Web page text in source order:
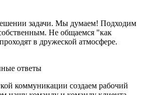
задачи. Мы думаем! Подходим
Не общаемся "как
в дружеской атмосфере.
коммуникации создаем рабочий
нашу команду и команду клиента.
вопроса- 30 минут.